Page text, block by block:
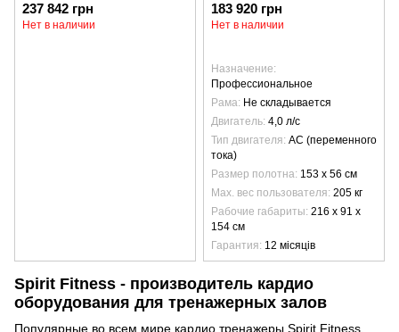
237 842 грн
Нет в наличии
183 920 грн
Нет в наличии
Назначение
Профессиональное
Рама Не складывается
Двигатель 4,0 л/с
Тип двигателя AC (переменного
тока)
Размер полотна 153 х 56 см
Max. вес пользователя 205 кг
Рабочие габариты 216 x 91 x
154 см
Гарантия 12 місяців
Spirit Fitness - производитель кардио
оборудования для тренажерных залов
Популярные во всем мире кардио тренажеры Spirit Fitness,